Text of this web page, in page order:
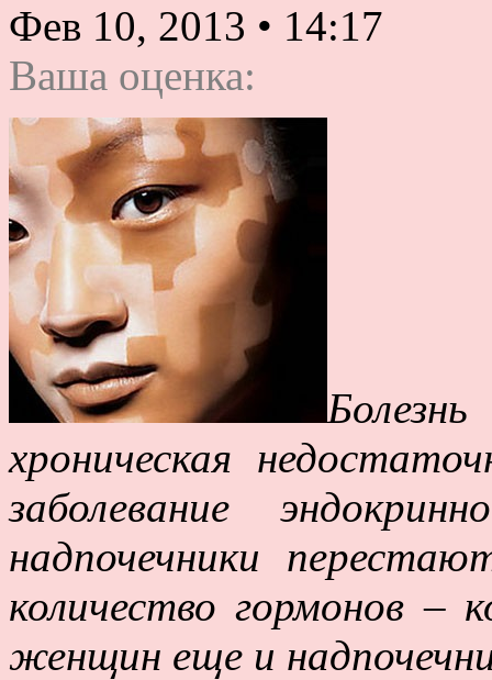
Фев 10, 2013 • 14:17
Ваша оценка:
хроническая
заболевание
надпочечники
количество гормонов –
женщин еще и